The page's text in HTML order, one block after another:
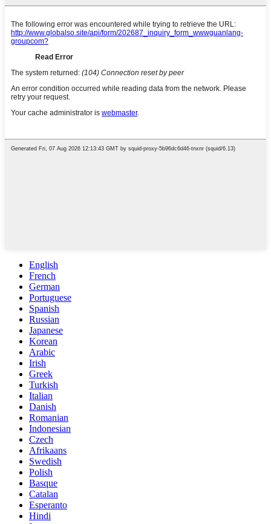
English
French
German
Portuguese
Spanish
Russian
Japanese
Korean
Arabic
Irish
Greek
Turkish
Italian
Danish
Romanian
Indonesian
Czech
Afrikaans
Swedish
Polish
Basque
Catalan
Esperanto
Hindi